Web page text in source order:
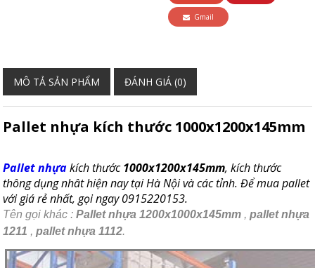
Gmail
MÔ TẢ SẢN PHẨM ĐÁNH GIÁ (0)
Pallet nhựa kích thước 1000x1200x145mm
Pallet nhựakích thước1000x1200x145mm, kích thước
thông dụng nhât hiện nay tại Hà Nội và các tỉnh. Để mua pallet
với giá rẻ nhất, gọi ngay 0915220153.
Tên gọi khác :Pallet nhựa 1200x1000x145mm , pallet nhựa
1211 ,pallet nhựa 1112.